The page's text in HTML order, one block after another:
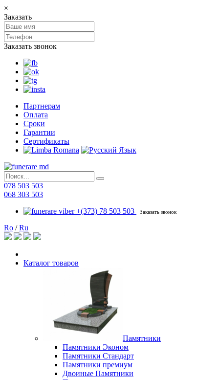
×
Заказать
Заказать звонок
Партнерам
Оплата
Сроки
Гарантии
Сертификаты
078 503 503
068 303 503
+(373) 78 503 503
Заказать звонок
Ro /Ru
Каталог товаров
Памятники
Памятники Эконом
Памятники Стандарт
Памятники премиум
Двоиные Памятники